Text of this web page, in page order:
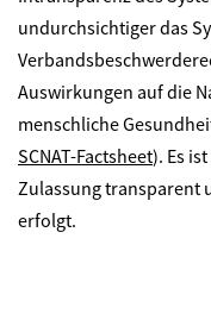
undurchsichtiger das
Auswirkungen auf die
menschliche
SCNAT-Factsheet). Es
Zulassung transparent
erfolgt.